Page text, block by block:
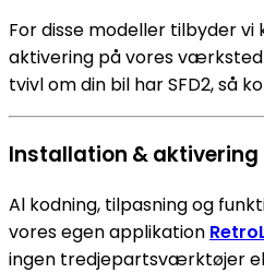
For disse modeller tilbyder vi
aktivering på vores værksted
tvivl om din bil har SFD2, så
Installation & aktivering
Al kodning, tilpasning og
vores egen applikation
ingen tredjepartsværktøjer